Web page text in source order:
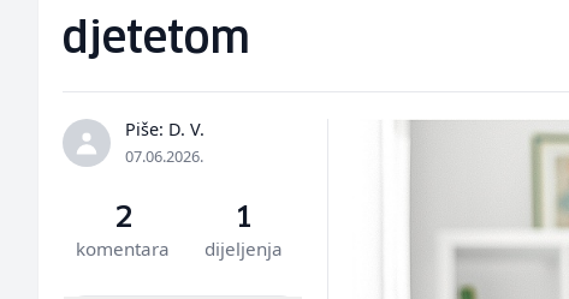
djetetom
Piše: D. V.
07.06.2026.
2
komentara
1
dijeljenja